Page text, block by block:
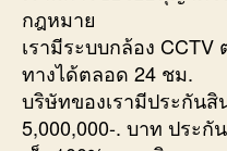
กฎหมาย
เรามีระบบกล้อง
ทางได้ตลอด 24 ชม.
บริษัทของเรามีประกัน
5,000,000-. บาท ประ